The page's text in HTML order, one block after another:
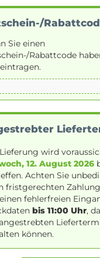
Sie einen
Rabattcode
wird
12. August 2026
Achten Sie
fristgerechten
fehlerfreien
bis 11:00 Uhr,
können.